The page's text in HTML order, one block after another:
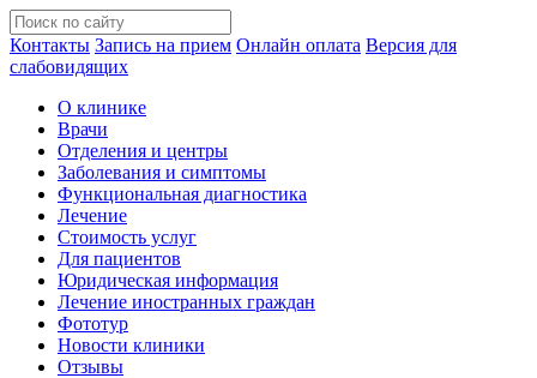
Контакты Запись на прием Онлайн оплата Версия для
слабовидящих
О клинике
Врачи
Отделения и центры
Заболевания и симптомы
Функциональная диагностика
Лечение
Стоимость услуг
Для пациентов
Юридическая информация
Лечение иностранных граждан
Фототур
Новости клиники
Отзывы